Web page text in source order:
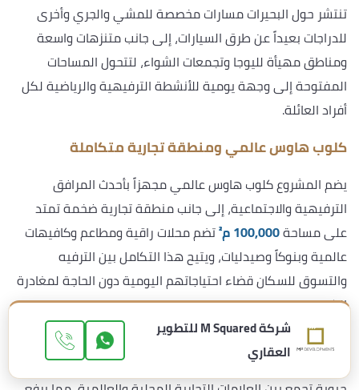
تنتشر حول البحيرات مسارات مخصصة للمشي والجري وأخرى
للدراجات بعيداً عن طرق السيارات، إلى جانب متنزهات واسعة
ومناطق مهيأة لليوجا وتجمعات الشواء، لتتحول المساحات
المفتوحة إلى وجهة يومية للأنشطة الترفيهية والرياضية لكل
أفراد العائلة.
كلوب هاوس عالمي ومنطقة تجارية متكاملة
يضم المشروع كلوب هاوس عالمي مجهزاً بأحدث المرافق
الترفيهية والاجتماعية، إلى جانب منطقة تجارية ضخمة تمتد
على مساحة100,000 م²
تضم محلات راقية ومطاعم وكافيهات
عالمية وبنوكاً وصيدليات، ويتيح هذا التكامل بين الترفيه
والتسوق للسكان قضاء احتياجاتهم اليومية دون الحاجة لمغادرة
الكمبوند.
كما يحتوي الكلوب هاوس على مساحات مخصصة للأنشطة
الاجتماعية والعائلية، بينما تعمل المنطقة التجارية كوجهة
شركة M Squared للتطوير
العقاري